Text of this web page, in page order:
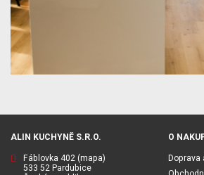
ALIN KUCHYNĚ S.R.O.
Fáblovka 402 (mapa)
533 52 Pardubice
O
Doprava